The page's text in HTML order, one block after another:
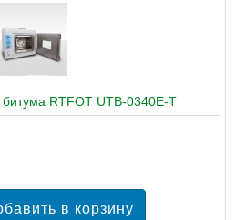
RTFOT UTB-0340E-T